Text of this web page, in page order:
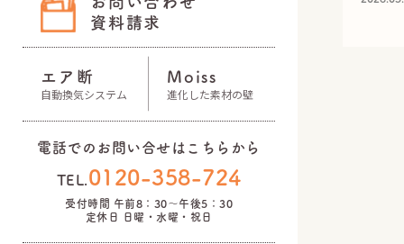
資料請求
エア断
自動換気システム
Moiss
進化した素材の壁
電話でのお問い合せはこちらから
TEL. 0120-358-724
受付時間 午前8：30～午後5：30
定休日 日曜・水曜・祝日